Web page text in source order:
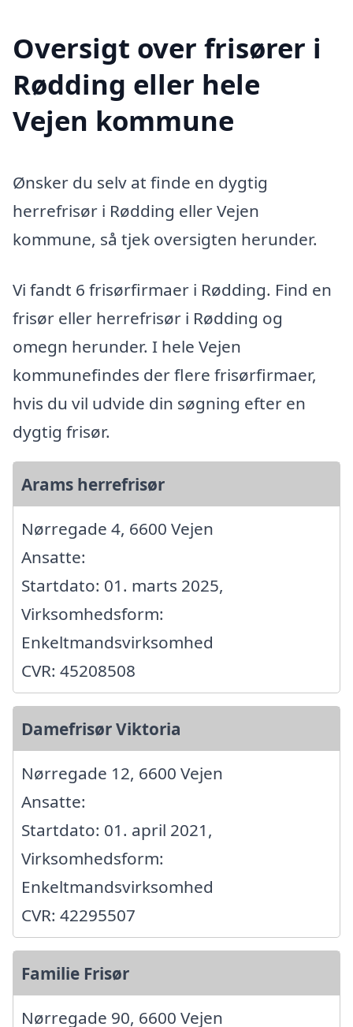
Oversigt over frisører i
Rødding eller hele
Vejen kommune
Ønsker du selv at finde en dygtig
herrefrisør i Rødding eller Vejen
kommune, så tjek oversigten herunder.
Vi fandt 6 frisørfirmaer i Rødding. Find en
frisør eller herrefrisør i Rødding og
omegn herunder. I hele Vejen
kommunefindes der flere frisørfirmaer,
hvis du vil udvide din søgning efter en
dygtig frisør.
Arams herrefrisør
Nørregade 4, 6600 Vejen
Ansatte:
Startdato: 01. marts 2025,
Virksomhedsform:
Enkeltmandsvirksomhed
CVR: 45208508
Damefrisør Viktoria
Nørregade 12, 6600 Vejen
Ansatte:
Startdato: 01. april 2021,
Virksomhedsform:
Enkeltmandsvirksomhed
CVR: 42295507
Familie Frisør
Nørregade 90, 6600 Vejen